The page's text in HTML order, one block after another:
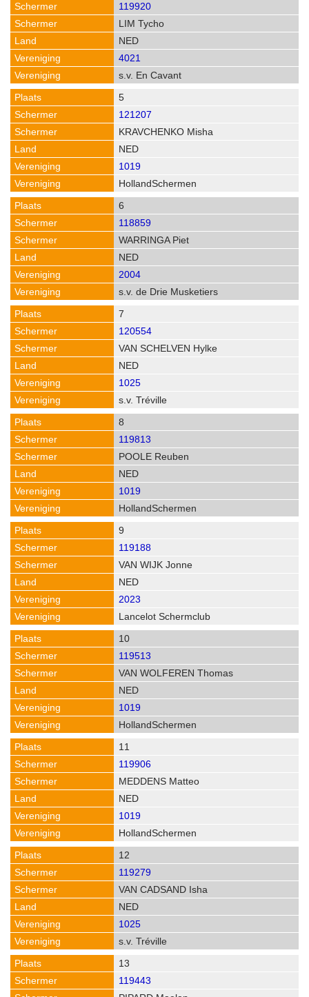
119920
LIM Tycho
NED
4021
s.v. En Cavant
5
121207
KRAVCHENKO Misha
NED
1019
HollandSchermen
6
118859
WARRINGA Piet
NED
2004
s.v. de Drie Musketiers
7
120554
VAN SCHELVEN Hylke
NED
1025
s.v. Tréville
8
119813
POOLE Reuben
NED
1019
HollandSchermen
9
119188
VAN WIJK Jonne
NED
2023
Lancelot Schermclub
10
119513
VAN WOLFEREN Thomas
NED
1019
HollandSchermen
11
119906
MEDDENS Matteo
NED
1019
HollandSchermen
12
119279
VAN CADSAND Isha
NED
1025
s.v. Tréville
13
119443